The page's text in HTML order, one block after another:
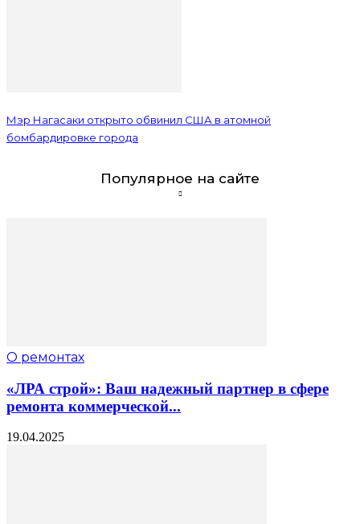
Мэр Нагасаки открыто обвинил США в атомной
бомбардировке города
Популярное на сайте
О ремонтах
«ЛРА строй»: Ваш надежный партнер в сфере
ремонта коммерческой...
19.04.2025